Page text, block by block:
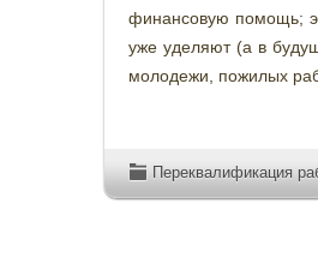
финансовую помощь;
уже уделяют (а в
молодежи, пожилых
Переквалификация